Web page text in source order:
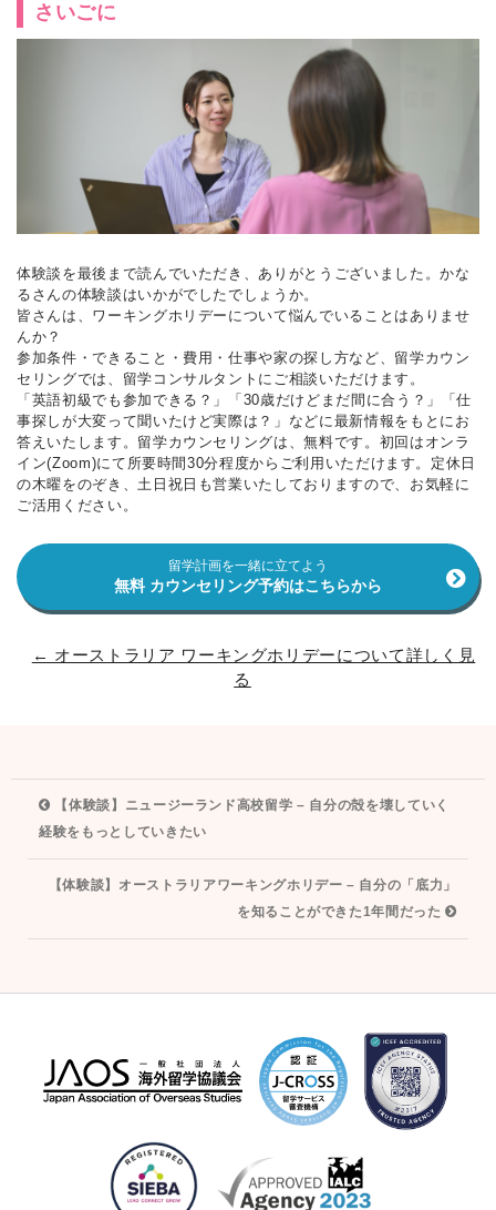
さいごに
体験談を最後まで読んでいただき、ありがとうございました。かな
るさんの体験談はいかがでしたでしょうか。
皆さんは、ワーキングホリデーについて悩んでいることはありませ
んか？
参加条件・できること・費用・仕事や家の探し方など、留学カウン
セリングでは、留学コンサルタントにご相談いただけます。
「英語初級でも参加できる？」「30歳だけどまだ間に合う？」「仕
事探しが大変って聞いたけど実際は？」などに最新情報をもとにお
答えいたします。留学カウンセリングは、無料です。初回はオンラ
イン(Zoom)にて所要時間30分程度からご利用いただけます。定休日
の木曜をのぞき、土日祝日も営業いたしておりますので、お気軽に
ご活用ください。
留学計画を一緒に立てよう
無料 カウンセリング予約はこちらから
← オーストラリア ワーキングホリデーについて詳しく見
る
シ
【体験談】ニュージーランド高校留学 – 自分の殻を壊していく
経験をもっとしていきたい
【体験談】オーストラリアワーキングホリデー – 自分の「底力」
を知ることができた1年間だった